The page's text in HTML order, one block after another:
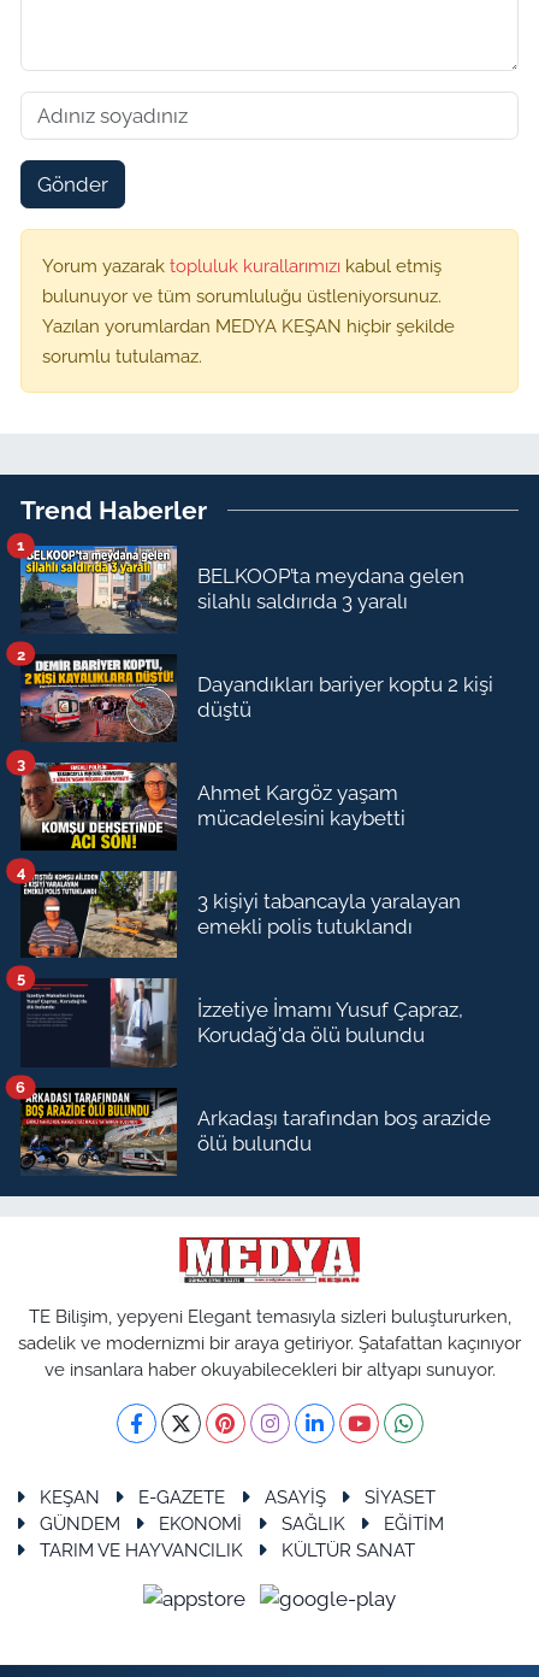
Gönder
Yorum yazarak topluluk kurallarımızı kabul etmiş
bulunuyor ve tüm sorumluluğu üstleniyorsunuz.
Yazılan yorumlardan MEDYA KEŞAN hiçbir şekilde
sorumlu tutulamaz.
Trend Haberler
BELKOOP’ta meydana gelen
silahlı saldırıda 3 yaralı
1
Dayandıkları bariyer koptu 2 kişi
düştü
2
Ahmet Kargöz yaşam
mücadelesini kaybetti
3
3 kişiyi tabancayla yaralayan
emekli polis tutuklandı
4
İzzetiye İmamı Yusuf Çapraz,
Korudağ'da ölü bulundu
5
Arkadaşı tarafından boş arazide
ölü bulundu
6
TE Bilişim, yepyeni Elegant temasıyla sizleri buluştururken,
sadelik ve modernizmi bir araya getiriyor. Şatafattan kaçınıyor
ve insanlara haber okuyabilecekleri bir altyapı sunuyor.
KEŞAN E-GAZETE ASAYİŞ
SİYASET
GÜNDEM
EKONOMİ SAĞLIK
EĞİTİM
TARIM VE HAYVANCILIK
KÜLTÜR SANAT